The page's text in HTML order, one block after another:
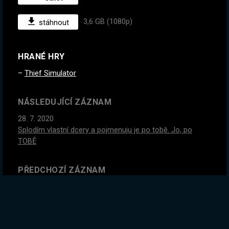
stáhnout 3,6 GB (1080p)
HRANÉ HRY
Thief Simulator
NÁSLEDUJÍCÍ ZÁZNAM
28. 7. 2020
Splodím vlastní dcery a pojmenuju je po tobě. Jo, po
TOBĚ
PŘEDCHOZÍ ZÁZNAM